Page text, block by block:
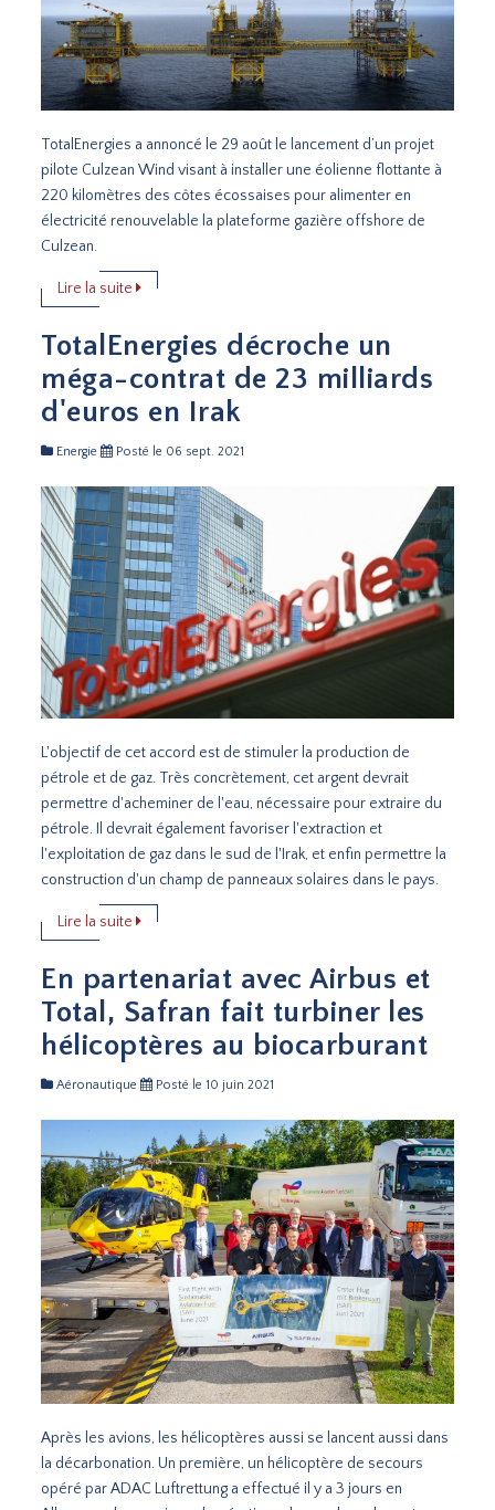
TotalEnergies a annoncé le 29 août le lancement d’un projet
pilote Culzean Wind visant à installer une éolienne flottante à
220 kilomètres des côtes écossaises pour alimenter en
électricité renouvelable la plateforme gazière offshore de
Culzean.
Lire la suite
TotalEnergies décroche un
méga-contrat de 23 milliards
d'euros en Irak
Energie Posté le 06 sept. 2021
L'objectif de cet accord est de stimuler la production de
pétrole et de gaz. Très concrètement, cet argent devrait
permettre d'acheminer de l'eau, nécessaire pour extraire du
pétrole. Il devrait également favoriser l'extraction et
l'exploitation de gaz dans le sud de l'Irak, et enfin permettre la
construction d'un champ de panneaux solaires dans le pays.
Lire la suite
En partenariat avec Airbus et
Total, Safran fait turbiner les
hélicoptères au biocarburant
Aéronautique Posté le 10 juin 2021
Après les avions, les hélicoptères aussi se lancent aussi dans
la décarbonation. Un première, un hélicoptère de secours
opéré par ADAC Luftrettung a effectué il y a 3 jours en